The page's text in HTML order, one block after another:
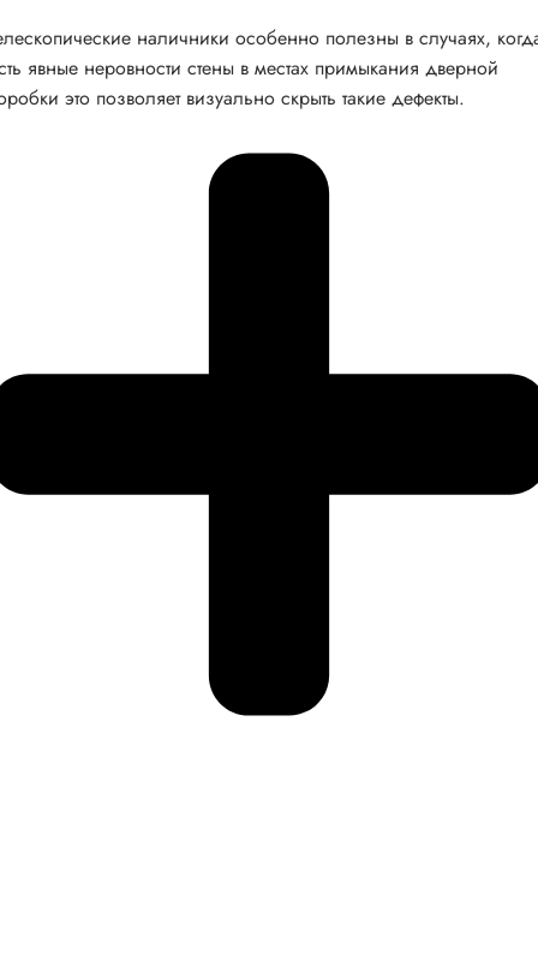
наличники особенно полезны в случаях,
явные неровности стены в местах примыкания дверной
это позволяет визуально скрыть такие дефекты.